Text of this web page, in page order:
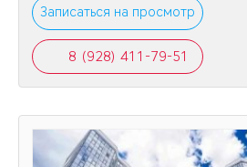
Записаться на просмотр
8 (928) 411-79-51